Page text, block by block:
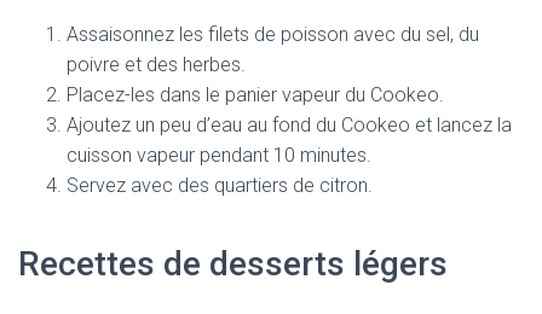
Assaisonnez les filets de poisson avec du sel, du
poivre et des herbes.
Placez-les dans le panier vapeur du Cookeo.
Ajoutez un peu d’eau au fond du Cookeo et lancez la
cuisson vapeur pendant 10 minutes.
Servez avec des quartiers de citron.
Recettes de desserts légers